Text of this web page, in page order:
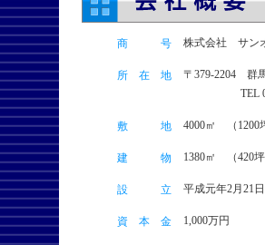
商 号 株式会社 サン
所 在 地
〒379-2204 群
TEL
敷 地 4000㎡ （1200
建 物 1380㎡ （420坪
設 立 平成元年2月21日
資 本 金 1,000万円